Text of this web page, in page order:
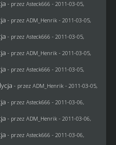
- przez Asteck666 - 2011-03-05,
- przez ADM_Henrik - 2011-03-05,
- przez Asteck666 - 2011-03-05,
- przez ADM_Henrik - 2011-03-05,
- przez Asteck666 - 2011-03-05,
- przez ADM_Henrik - 2011-03-05,
- przez Asteck666 - 2011-03-06,
- przez ADM_Henrik - 2011-03-06,
- przez Asteck666 - 2011-03-06,